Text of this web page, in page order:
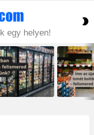
egy helyen!